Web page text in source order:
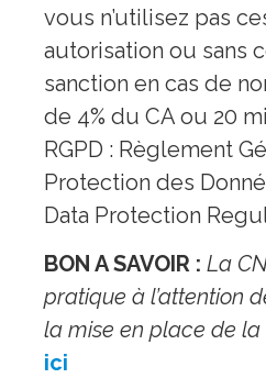
vous n’utilisez pas
autorisation ou sans
sanction en cas de
de 4% du CA ou 20
RGPD : Règlement
Protection des
Data Protection
BON A SAVOIR : La
pratique à l’attention
la mise en place de la
ici